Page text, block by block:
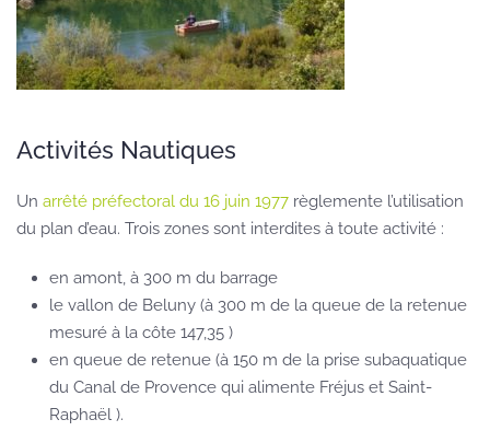
Activités Nautiques
Un arrêté préfectoral du 16 juin 1977 règlemente l’utilisation
du plan d’eau. Trois zones sont interdites à toute activité :
en amont, à 300 m du barrage
le vallon de Beluny (à 300 m de la queue de la retenue
mesuré à la côte 147,35 )
en queue de retenue (à 150 m de la prise subaquatique
du Canal de Provence qui alimente Fréjus et Saint-
Raphaël ).